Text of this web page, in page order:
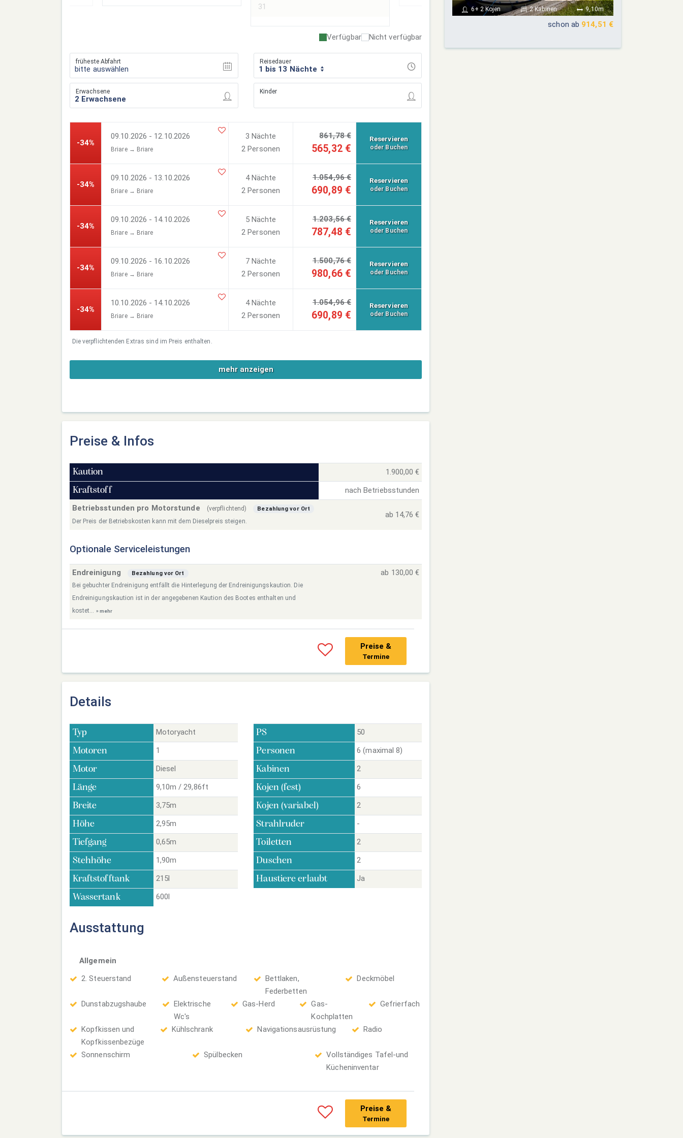
31
Verfügbar Nicht verfügbar
früheste Abfahrt
bitte auswählen
Reisedauer
1 bis 13 Nächte
Erwachsene Kinder
-34%
09.10.2026 - 12.10.2026
Briare → Briare
3 Nächte
2 Personen
861,78 €
565,32 €
Reservieren
oder Buchen
-34%
09.10.2026 - 13.10.2026
Briare → Briare
4 Nächte
2 Personen
1.054,96 €
690,89 €
Reservieren
oder Buchen
-34%
09.10.2026 - 14.10.2026
Briare → Briare
5 Nächte
2 Personen
1.203,56 €
787,48 €
Reservieren
oder Buchen
-34%
09.10.2026 - 16.10.2026
Briare → Briare
7 Nächte
2 Personen
1.500,76 €
980,66 €
Reservieren
oder Buchen
-34%
10.10.2026 - 14.10.2026
Briare → Briare
4 Nächte
2 Personen
1.054,96 €
690,89 €
Reservieren
oder Buchen
Die verpflichtenden Extras sind im Preis enthalten.
mehr anzeigen
Preise & Infos
Kaution 1.900,00 €
Kraftstoff
nach Betriebsstunden
Betriebsstunden pro Motorstunde
(verpflichtend) Bezahlung vor Ort
Der Preis der Betriebskosten kann mit dem Dieselpreis steigen.
ab 14,76 €
Optionale Serviceleistungen
Endreinigung Bezahlung vor Ort
Bei gebuchter Endreinigung entfällt die Hinterlegung der Endreinigungskaution. Die
Endreinigungskaution ist in der angegebenen Kaution des Bootes enthalten und
kostet... » mehr
ab 130,00 €
Preise &
Termine
Details
Typ Motoryacht
Motoren 1
Motor Diesel
Länge 9,10m / 29,86ft
Breite 3,75m
Höhe 2,95m
Tiefgang 0,65m
Stehhöhe 1,90m
Kraftstofftank 215l
Wassertank 600l
PS 50
Personen 6 (maximal 8)
Kabinen 2
Kojen (fest) 6
Kojen (variabel) 2
Strahlruder -
Toiletten 2
Duschen 2
Haustiere erlaubt Ja
Ausstattung
Allgemein
2. Steuerstand
Außensteuerstand
Bettlaken,
Federbetten
Deckmöbel
Dunstabzugshaube
Elektrische
Wc's
Gas-Herd
Gas-
Kochplatten
Gefrierfach
Kopfkissen und
Kopfkissenbezüge
Kühlschrank Navigationsausrüstung Radio
Sonnenschirm Spülbecken
Vollständiges Tafel-und
Kücheninventar
Preise &
Termine
6+ 2 Kojen 2 Kabinen 9,10m
schon ab 914,51 €